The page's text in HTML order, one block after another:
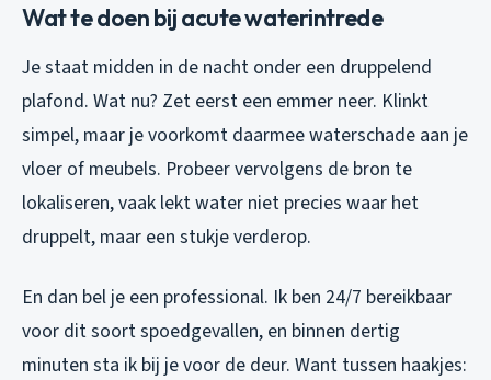
Wat te doen bij acute waterintrede
Je staat midden in de nacht onder een druppelend
plafond. Wat nu? Zet eerst een emmer neer. Klinkt
simpel, maar je voorkomt daarmee waterschade aan je
vloer of meubels. Probeer vervolgens de bron te
lokaliseren, vaak lekt water niet precies waar het
druppelt, maar een stukje verderop.
En dan bel je een professional. Ik ben 24/7 bereikbaar
voor dit soort spoedgevallen, en binnen dertig
minuten sta ik bij je voor de deur. Want tussen haakjes: